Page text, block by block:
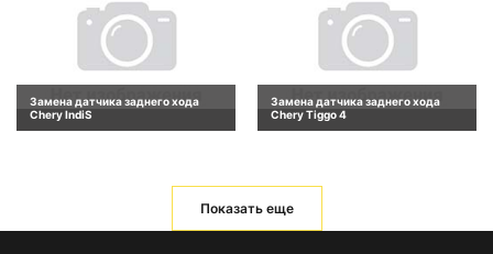
Замена датчика заднего хода
Chery IndiS
Замена датчика заднего хода
Chery Tiggo 4
Показать еще